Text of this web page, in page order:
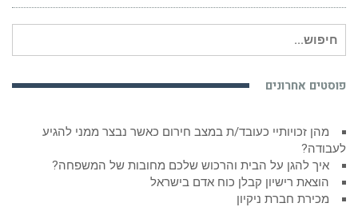
עבור:
פוסטים אחרונים
מהן זכויותיי כעובד/ת במצב חירום כאשר נבצר ממני להגיע
לעבודה?
איך להגן על הבית והרכוש שלכם מחובות של המשפחה?
הוצאת רישיון קבלן כוח אדם בישראל
מכירת חברת ניקיון